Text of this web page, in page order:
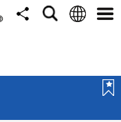
分
搜
語
選